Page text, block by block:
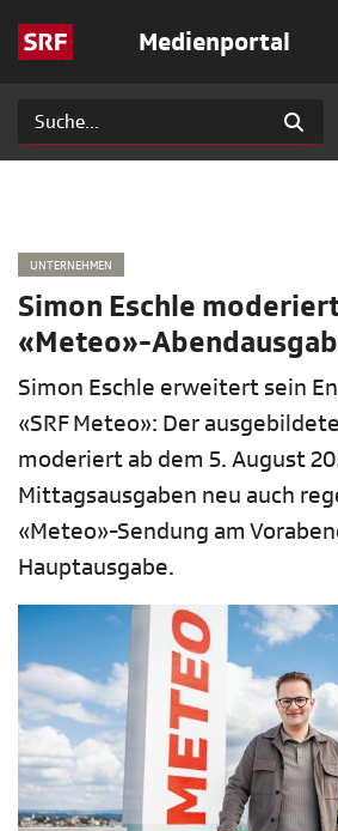
Medienportal
UNTERNEHMEN
Simon Eschle
«Meteo»-
Simon Eschle erweitert sein
«SRF Meteo»: Der
moderiert ab dem 5. August
Mittagsausgaben neu auch
«Meteo»-Sendung am
Hauptausgabe.